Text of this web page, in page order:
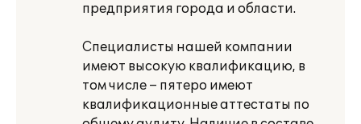
предприятия города и области.
Специалисты нашей компании
имеют высокую квалификацию, в
том числе – пятеро имеют
квалификационные аттестаты по